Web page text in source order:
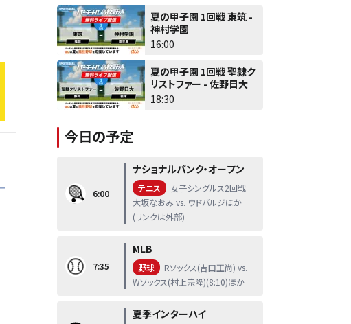
夏の甲子園 1回戦 東筑 -
神村学園
16:00
夏の甲子園 1回戦 聖隷ク
リストファー - 佐野日大
18:30
今日の予定
6:00
ナショナルバンク・オープン
テニス
女子シングルス2回戦
大坂なおみ vs. ウドバルジほか
(リンクは外部)
7:35
MLB
野球
Rソックス(吉田正尚) vs.
Wソックス(村上宗隆)(8:10)ほか
夏季インターハイ